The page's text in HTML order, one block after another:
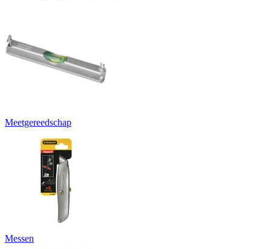
Meetgereedschap
Messen